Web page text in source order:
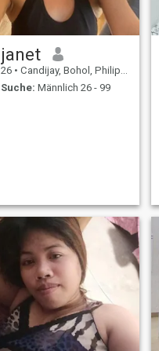
janet
26 • Candijay, Bohol, Philippinen
Suche: Männlich 26 - 99